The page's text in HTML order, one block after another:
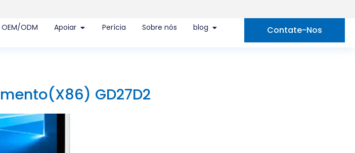
OEM/ODM Apoiar Perícia Sobre nós blog Contate-Nos
GD27D2